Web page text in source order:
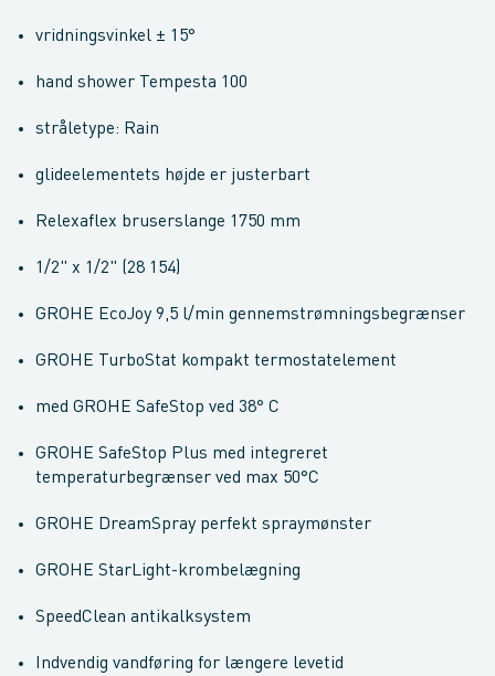
vridningsvinkel ± 15°
hand shower Tempesta 100
stråletype: Rain
glideelementets højde er justerbart
Relexaflex bruserslange 1750 mm
1/2" x 1/2" (28 154)
GROHE EcoJoy 9,5 l/min gennemstrømningsbegrænser
GROHE TurboStat kompakt termostatelement
med GROHE SafeStop ved 38° C
GROHE SafeStop Plus med integreret
temperaturbegrænser ved max 50°C
GROHE DreamSpray perfekt spraymønster
GROHE StarLight-krombelægning
SpeedClean antikalksystem
Indvendig vandføring for længere levetid